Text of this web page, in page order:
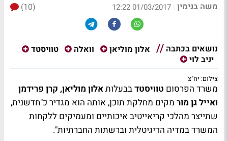
משה בנימין |
01/03/2017 12:22
(10)
נושאים בכתבה אלון מוליאן וואלה
טוויסטד
יניב לוי
צילום: יח"צ
משרד הפרסום טוויסטדבבעלותאלון מוליאן, קרן פרידמן
ואייל גן מור מקים מחלקת תוכן, אותה הוא מגדיר כ"חדשנית,
שתייצר מהלכי קריאייטיב איכותיים ומעמיקים ללקחות
המשרד במדיה הדיגיטלית וברשתות החברתיות".